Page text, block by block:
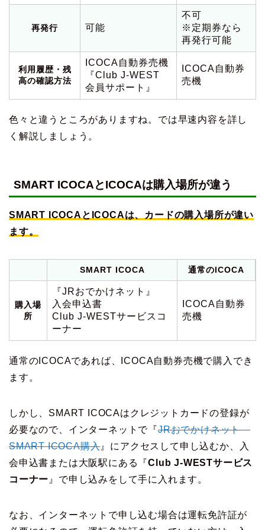
再発行 可能
不可
※定期券なら
再発行可能
利用履歴・残
高の確認方法
ICOCA自動券売機
『Club J-WEST
会員サポート』
ICOCA自動券
売機
色々と違うところがありますね。では早速内容を詳し
く解説しましょう。
SMART ICOCAとICOCAは購入場所が違う
SMART ICOCAとICOCAは、カードの購入場所が違い
ます。
SMART ICOCA 通常のICOCA
購入場
所
『JRおでかけネット』
入会申込書
Club J-WESTサービスコ
ーナー
ICOCA自動券
売機
通常のICOCAであれば、ICOCA自動券売機で購入でき
ます。
しかし、SMART ICOCAはクレジットカードの登録が
必要なので、インターネットで『JRおでかけネット
SMART ICOCA購入』にアクセスして申し込むか、入
会申込書または大阪駅にある『Club J-WESTサービス
コーナー』で申し込みをして手に入れます。
なお、インターネットで申し込む場合は運転免許証が